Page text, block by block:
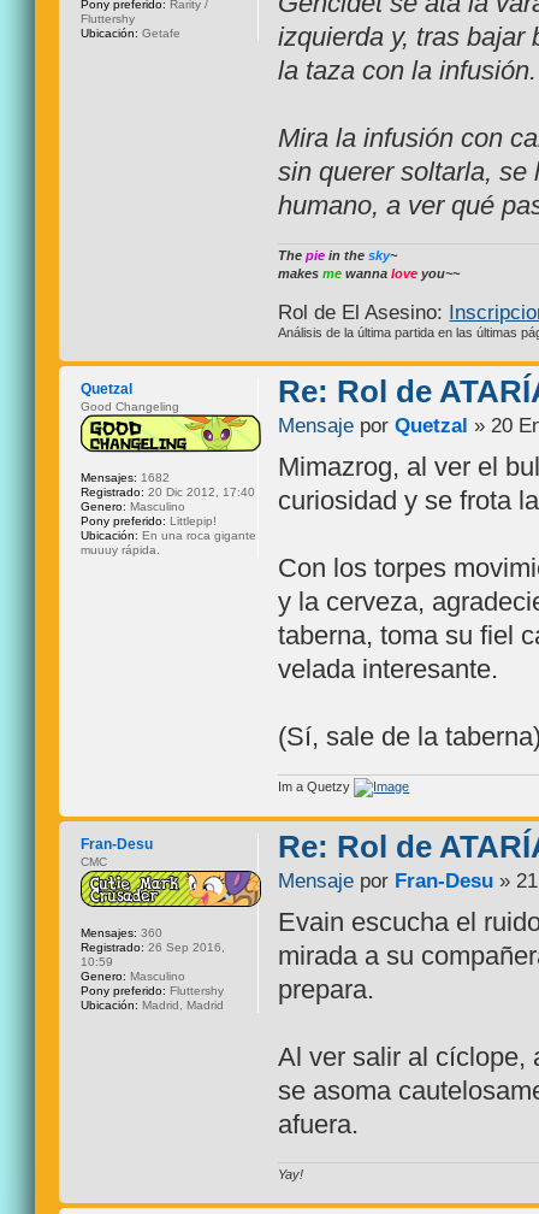
izquierda y, tras bajar
la taza con la
Mira la infusión con
sin querer soltarla, se
humano, a ver qué
Thepie in thesky~
makesme wannalove you~~
Rol de El Asesino:
Análisis de la última partida en las últimas
Pony preferido: Rarity /
Fluttershy
Ubicación: Getafe
Re: Rol de
Mensaje porQuetzal » 20
Mimazrog, al ver el
curiosidad y se frota
Con los torpes
y la cerveza,
taberna, toma su fiel
velada interesante.
(Sí, sale de la
Im a Quetzy
Quetzal
Good Changeling
Mensajes: 1682
Registrado: 20 Dic 2012, 17:40
Genero: Masculino
Pony preferido: Littlepip!
Ubicación: En una roca gigante
muuuy rápida.
Re: Rol de
Mensaje por Fran-Desu »
Evain escucha el
mirada a su
prepara.
Al ver salir al cíclope,
se asoma
afuera.
Yay!
Fran-Desu
CMC
Mensajes: 360
Registrado: 26 Sep 2016,
10:59
Genero: Masculino
Pony preferido: Fluttershy
Ubicación: Madrid, Madrid